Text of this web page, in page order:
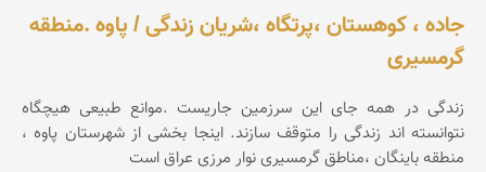
جاده ، کوهستان ،پرتگاه ،شریان زندگی / پاوه .منطقه
گرمسیری
زندگی در همه جای این سرزمین جاریست .موانع طبیعی هیچگاه
نتوانسته اند زندگی را متوقف سازند. اینجا بخشی از شهرستان پاوه ،
منطقه باینگان ،مناطق گرمسیری نوار مرزی عراق است